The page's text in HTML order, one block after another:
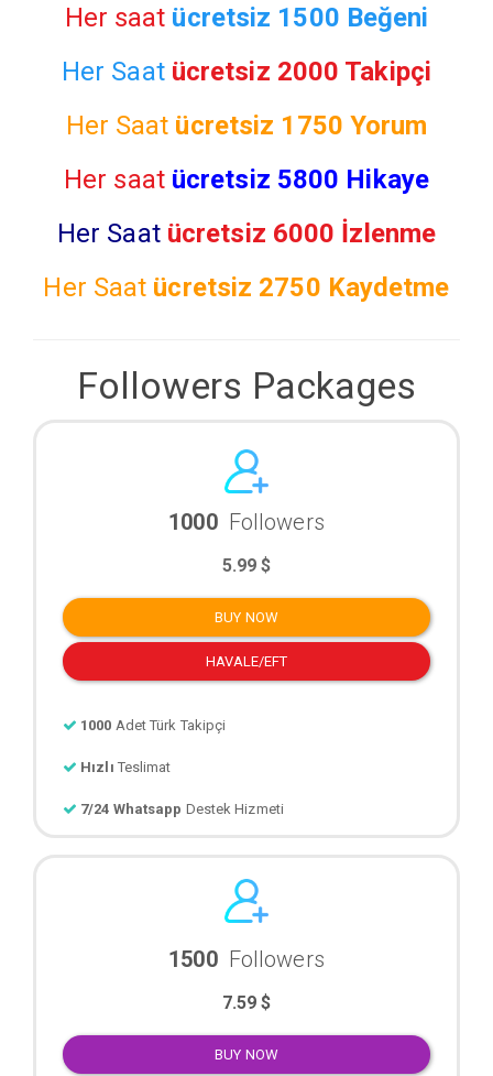
Her saat ücretsiz 1500 Beğeni
Her Saat ücretsiz 2000 Takipçi
Her Saat ücretsiz 1750 Yorum
Her saat ücretsiz 5800 Hikaye
Her Saat ücretsiz 6000 İzlenme
Her Saat ücretsiz 2750 Kaydetme
Followers Packages
1000 Followers
5.99 $
BUY NOW
HAVALE/EFT
1000 Adet Türk Takipçi
Hızlı Teslimat
7/24 Whatsapp Destek Hizmeti
1500 Followers
7.59 $
BUY NOW